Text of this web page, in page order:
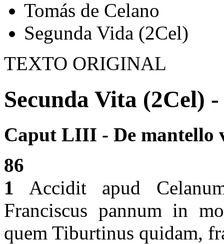
Tomás de Celano
Segunda Vida (2Cel)
TEXTO ORIGINAL
Secunda Vita (2Cel) -
Caput LIII - De mantello
86
1 Accidit apud
Franciscus pannum in
quem Tiburtinus quidam,